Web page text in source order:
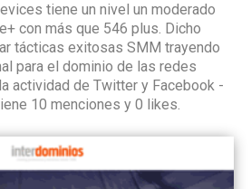
tiene un nivel un moderado
con más que 546 plus. Dicho
tácticas exitosas SMM trayendo
para el dominio de las redes
actividad de Twitter y Facebook -
10 menciones y 0 likes.